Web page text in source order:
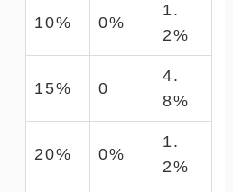
10% 0%
1.
2%
15% 0
4.
8%
20% 0%
1.
2%